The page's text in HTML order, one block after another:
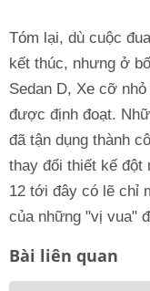
Tóm lại, dù cuộc
kết thúc, nhưng ở
Sedan D, Xe cỡ
được định đoạt.
đã tận dụng thành
thay đổi thiết kế đột
12 tới đây có lẽ chỉ
của những "vị vua"
Bài liên quan